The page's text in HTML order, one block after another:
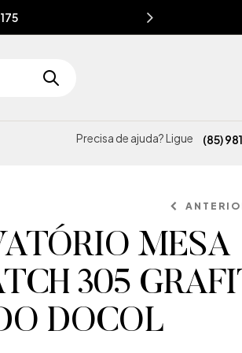
Precisa de ajuda? Ligue (85)
MESA
305
DOCOL